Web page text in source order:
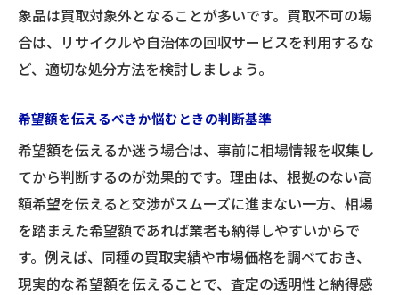
象品は買取対象外となることが多いです。買取不可の場
合は、リサイクルや自治体の回収サービスを利用するな
ど、適切な処分方法を検討しましょう。
希望額を伝えるべきか悩むときの判断基準
希望額を伝えるか迷う場合は、事前に相場情報を収集し
てから判断するのが効果的です。理由は、根拠のない高
額希望を伝えると交渉がスムーズに進まない一方、相場
を踏まえた希望額であれば業者も納得しやすいからで
す。例えば、同種の買取実績や市場価格を調べておき、
現実的な希望額を伝えることで、査定の透明性と納得感